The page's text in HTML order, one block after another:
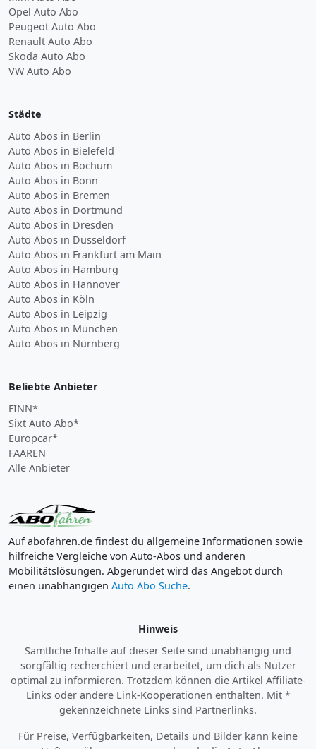
Opel Auto Abo
Peugeot Auto Abo
Renault Auto Abo
Skoda Auto Abo
VW Auto Abo
Städte
Auto Abos in Berlin
Auto Abos in Bielefeld
Auto Abos in Bochum
Auto Abos in Bonn
Auto Abos in Bremen
Auto Abos in Dortmund
Auto Abos in Dresden
Auto Abos in Düsseldorf
Auto Abos in Frankfurt am Main
Auto Abos in Hamburg
Auto Abos in Hannover
Auto Abos in Köln
Auto Abos in Leipzig
Auto Abos in München
Auto Abos in Nürnberg
Beliebte Anbieter
FINN*
Sixt Auto Abo*
Europcar*
FAAREN
Alle Anbieter
Auf abofahren.de findest du allgemeine Informationen sowie
hilfreiche Vergleiche von Auto-Abos und anderen
Mobilitätslösungen. Abgerundet wird das Angebot durch
einen unabhängigen Auto Abo Suche.
Hinweis
Sämtliche Inhalte auf dieser Seite sind unabhängig und
sorgfältig recherchiert und erarbeitet, um dich als Nutzer
optimal zu informieren. Trotzdem können die Artikel Affiliate-
Links oder andere Link-Kooperationen enthalten. Mit *
gekennzeichnete Links sind Partnerlinks.
Für Preise, Verfügbarkeiten, Details und Bilder kann keine